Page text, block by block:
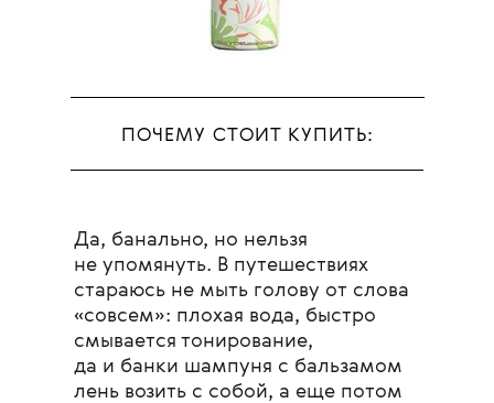
ПОЧЕМУ СТОИТ КУПИТЬ:
Да, банально, но нельзя
не упомянуть. В путешествиях
стараюсь не мыть голову от слова
«совсем»: плохая вода, быстро
смывается тонирование,
да и банки шампуня с бальзамом
лень возить с собой, а еще потом